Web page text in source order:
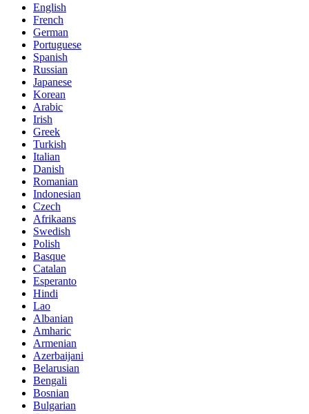
English
French
German
Portuguese
Spanish
Russian
Japanese
Korean
Arabic
Irish
Greek
Turkish
Italian
Danish
Romanian
Indonesian
Czech
Afrikaans
Swedish
Polish
Basque
Catalan
Esperanto
Hindi
Lao
Albanian
Amharic
Armenian
Azerbaijani
Belarusian
Bengali
Bosnian
Bulgarian